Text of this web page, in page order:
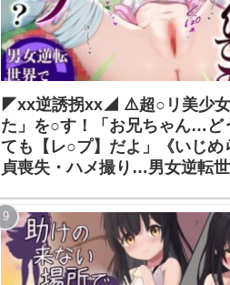
◤xx逆誘拐xx◢ ⚠️超○リ美少
た」を○す！「お兄ちゃん…ど
ても【レ○プ】だよ」《いじめ
貞喪失・ハメ撮り…男女逆転
色